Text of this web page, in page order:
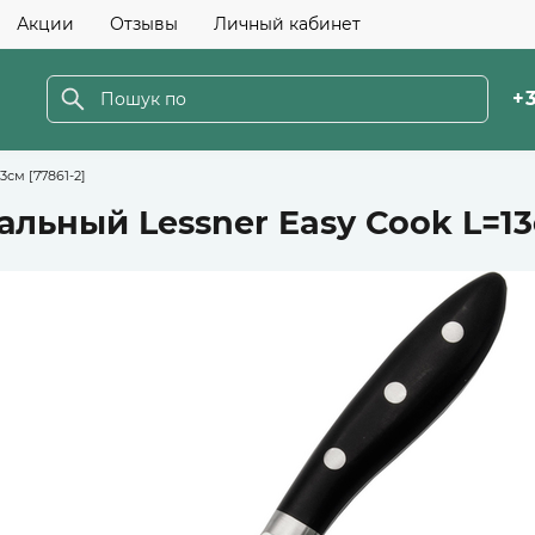
Акции Отзывы Личный кабинет
[77861-2]
Lessner Easy Cook